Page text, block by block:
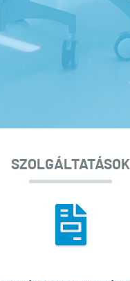
SZOLGÁLTATÁSOK